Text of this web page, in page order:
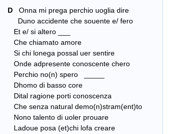
D Onna mi prega perchio uoglia dire
Duno accidente che souente e/ fero
Et e/ si altero ___
Che chiamato amore
Si chi lonega possal uer sentire
Onde adpresente conoscente chero
Perchio no(n) spero _____
Dhomo di basso core
Dital ragione porti conoscenza
Che senza natural demo(n)stram(ent)to
Nono talento di uoler prouare
Ladoue posa (et)chi lofa creare